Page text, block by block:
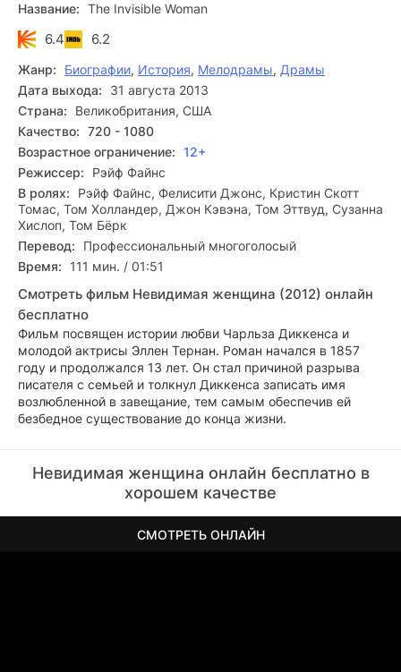
Название: The Invisible Woman
6.4 6.2
Жанр: Биографии, История, Мелодрамы, Драмы
Дата выхода:
31 августа 2013
Страна:
Великобритания, США
Качество: 720 - 1080
Возрастное ограничение: 12+
Режиссер:
Рэйф Файнс
В ролях:
Рэйф Файнс, Фелисити Джонс, Кристин Скотт
Томас, Том Холландер, Джон Кэвэна, Том Эттвуд, Сузанна
Хислоп, Том Бёрк
Перевод:
Профессиональный многоголосый
Время:
111 мин. / 01:51
Смотреть фильм Невидимая женщина (2012) онлайн
бесплатно
Фильм посвящен истории любви Чарльза Диккенса и
молодой актрисы Эллен Тернан. Роман начался в 1857
году и продолжался 13 лет. Он стал причиной разрыва
писателя с семьей и толкнул Диккенса записать имя
возлюбленной в завещание, тем самым обеспечив ей
безбедное существование до конца жизни.
Невидимая женщина онлайн бесплатно в
хорошем качестве
СМОТРЕТЬ ОНЛАЙН